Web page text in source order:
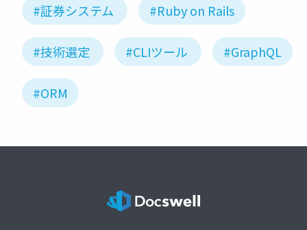
#証券システム #Ruby on Rails
#技術選定 #CLIツール #GraphQL
#ORM